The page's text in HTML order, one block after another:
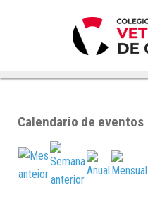
Calendario de eventos